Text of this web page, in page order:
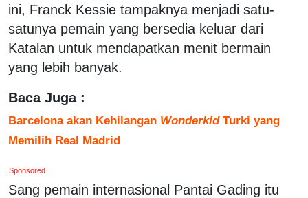
ini, Franck Kessie tampaknya menjadi satu-
satunya pemain yang bersedia keluar dari
Katalan untuk mendapatkan menit bermain
yang lebih banyak.
Baca Juga :
Barcelona akan Kehilangan WonderkidTurki yang
Memilih Real Madrid
Sponsored
Sang pemain internasional Pantai Gading itu